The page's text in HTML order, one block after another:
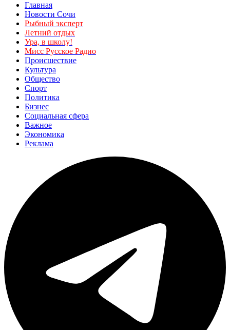
Главная
Новости Сочи
Рыбный эксперт
Летний отдых
Ура, в школу!
Мисс Русское Радио
Происшествие
Культура
Общество
Спорт
Политика
Бизнес
Социальная сфера
Важное
Экономика
Реклама